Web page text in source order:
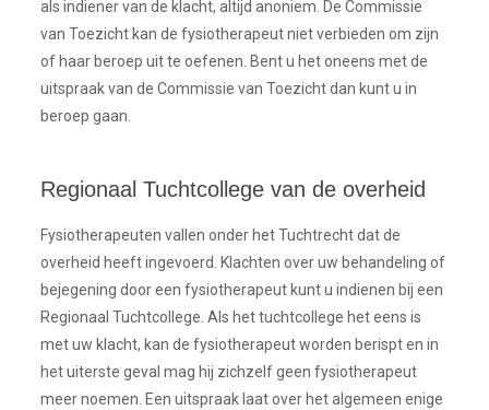
als indiener van de klacht, altijd anoniem. De Commissie
van Toezicht kan de fysiotherapeut niet verbieden om zijn
of haar beroep uit te oefenen. Bent u het oneens met de
uitspraak van de Commissie van Toezicht dan kunt u in
beroep gaan.
Regionaal Tuchtcollege van de overheid
Fysiotherapeuten vallen onder het Tuchtrecht dat de
overheid heeft ingevoerd. Klachten over uw behandeling of
bejegening door een fysiotherapeut kunt u indienen bij een
Regionaal Tuchtcollege. Als het tuchtcollege het eens is
met uw klacht, kan de fysiotherapeut worden berispt en in
het uiterste geval mag hij zichzelf geen fysiotherapeut
meer noemen. Een uitspraak laat over het algemeen enige